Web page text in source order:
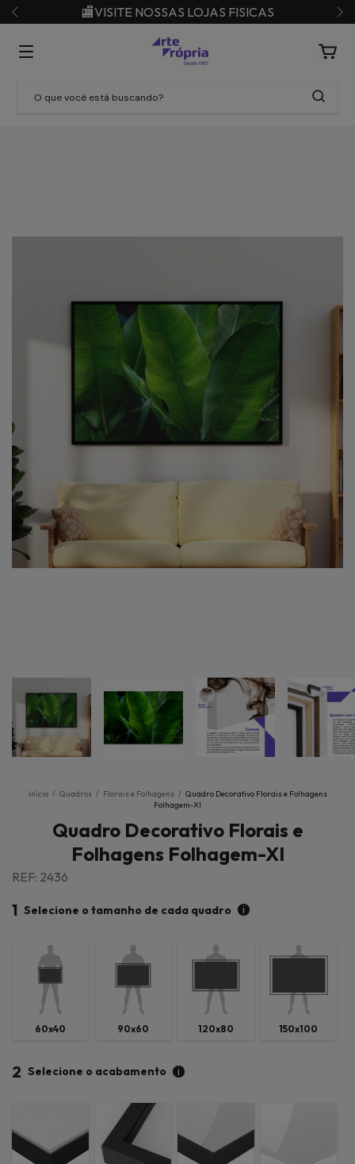
🏬VISITE NOSSAS LOJAS FISICAS
Início / Quadros / Florais e Folhagens / Quadro Decorativo Florais e Folhagens
Folhagem-XI
Quadro Decorativo Florais e
Folhagens Folhagem-XI
REF: 2436
1 Selecione o tamanho de cada quadro i
60x40 90x60 120x80 150x100
2 Selecione o acabamento i